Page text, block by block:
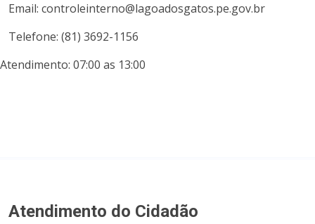
Email: controleinterno@lagoadosgatos.pe.gov.br
Telefone: (81) 3692-1156
Atendimento: 07:00 as 13:00
Atendimento do Cidadão